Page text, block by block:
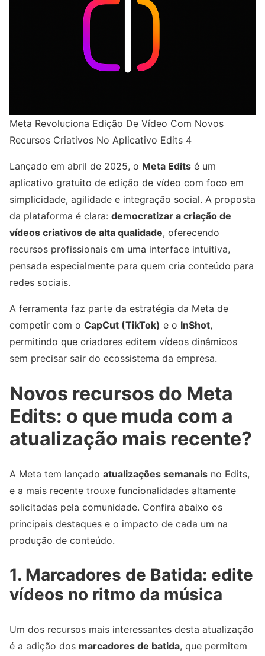
Meta Revoluciona Edição De Vídeo Com Novos
Recursos Criativos No Aplicativo Edits 4
Lançado em abril de 2025, o Meta Edits é um
aplicativo gratuito de edição de vídeo com foco em
simplicidade, agilidade e integração social. A proposta
da plataforma é clara: democratizar a criação de
vídeos criativos de alta qualidade, oferecendo
recursos profissionais em uma interface intuitiva,
pensada especialmente para quem cria conteúdo para
redes sociais.
A ferramenta faz parte da estratégia da Meta de
competir com o CapCut (TikTok) e o InShot,
permitindo que criadores editem vídeos dinâmicos
sem precisar sair do ecossistema da empresa.
Novos recursos do Meta
Edits: o que muda com a
atualização mais recente?
A Meta tem lançado atualizações semanais no Edits,
e a mais recente trouxe funcionalidades altamente
solicitadas pela comunidade. Confira abaixo os
principais destaques e o impacto de cada um na
produção de conteúdo.
1. Marcadores de Batida: edite
vídeos no ritmo da música
Um dos recursos mais interessantes desta atualização
é a adição dos marcadores de batida, que permitem